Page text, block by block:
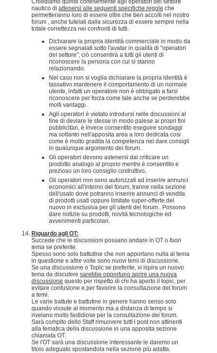
nautico di attenersi alle seguenti specifiche regole che
permetteranno loro di essere oltre che ben accolti nel nostro
forum , anche tutelati dalla sicurezza di essere sempre nella
totale correttezza nei confronti di tutti.
Dichiarare la propria identità commerciale in modo da
essere segnalati sotto l'avatar in qualità di "operatori
del settore”; ciò consentirà a tutti gli utenti di
riconoscere la persona con cui si stanno
relazionando.
Nel caso non si voglia dichiarare la propria identità è
tassativo mantenere il comportamento di un normale
utente, infatti un operatore non è obbligato a farsi
riconoscere per forza come tale anche se perderebbe
molti vantaggi.
Agli operatori è vietato introdursi nelle discussioni al
fine di deviare le stesse in modo palese ai propri fini
pubblicitari, è invece consentito eseguire sondaggi
ma soltanto nell'apposita area a loro dedicata cosi
come è molto gradita la competenza nel dare consigli
in qualunque argomento del forum.
Gli operatori devono astenersi dal criticare un
prodotto analogo al proprio mentre è consentito e
prezioso un loro consiglio costruttivo.
Gli operatori non sono autorizzati ad inserire annunci
economici all'interno del forum, tranne nella sezione
dell'usato dove potranno inserire annunci di vendita
di prodotti usati oppure limitate super-offerte del
nuovo in esclusiva per gli utenti del forum.. Possono
dare notizie su prodotti, novità tecnologiche ed
avvenimenti particolari.
Riguardo agli OT:
Succede che le discussioni possano andare in OT o fuori
tema se preferite.
Spesso sono solo battutine che non apportano nulla al tema
in questione e altre volte sono nuovi temi di discussione.
Se una discussione o Topic se preferite, vi ispira un nuovo
tema da discutere sarebbe opportuno aprire una nuova
discussione questo per rispetto di chi ha aperto il topic, per
evitare confusione e per favorire la consultazione del forum
a temi.
Le varie battute e battutine in genere hanno senso solo
quando vissute al momento ma a distanza di tempo si
rivelano molto fastidiose per la consultazione dei forum.
Sarà compito dello Staff rimuovere tutti i post non attinenti
alla tematica della discussione in una apposita sezione
chiamata OT.
Se l'OT sarà una discussione interessante le daremo un
titolo adeguato spostandola nella sezione più adatta.